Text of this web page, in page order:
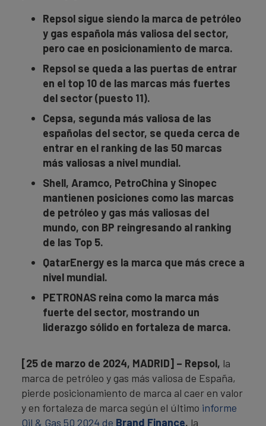
Repsol sigue siendo la marca de petróleo
y gas española más valiosa del sector,
pero cae en posicionamiento de marca.
Repsol se queda a las puertas de entrar
en el top 10 de las marcas más fuertes
del sector (puesto 11).
Cepsa, segunda más valiosa de las
españolas del sector, se queda cerca de
entrar en el ranking de las 50 marcas
más valiosas a nivel mundial.
Shell, Aramco, PetroChina y Sinopec
mantienen posiciones como las marcas
de petróleo y gas más valiosas del
mundo, con BP reingresando al ranking
de las Top 5.
QatarEnergy es la marca que más crece a
nivel mundial.
PETRONAS reina como la marca más
fuerte del sector, mostrando un
liderazgo sólido en fortaleza de marca.
[25 de marzo de 2024, MADRID] – Repsol, la
marca de petróleo y gas más valiosa de España,
pierde posicionamiento de marca al caer en valor
y en fortaleza de marca según el último informe
Oil & Gas 50 2024 de Brand Finance, la